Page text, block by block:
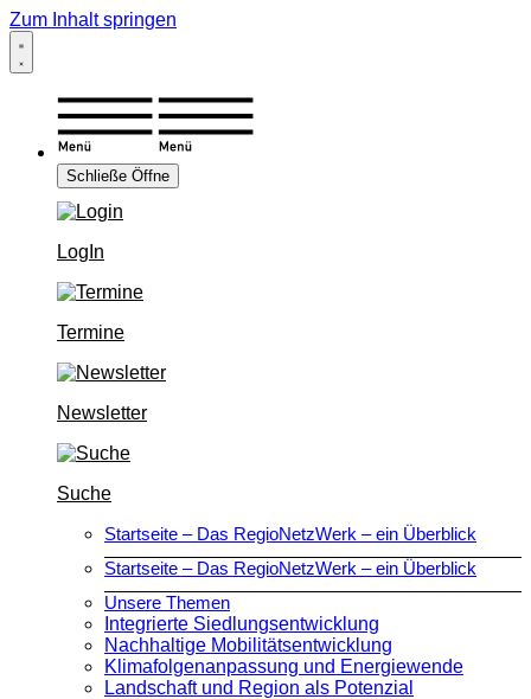
Zum Inhalt springen
Schließe Öffne
LogIn
Termine
Newsletter
Suche
Startseite – Das RegioNetzWerk – ein Überblick
Startseite – Das RegioNetzWerk – ein Überblick
Unsere Themen
Integrierte Siedlungsentwicklung
Nachhaltige Mobilitätsentwicklung
Klimafolgenanpassung und Energiewende
Landschaft und Region als Potenzial